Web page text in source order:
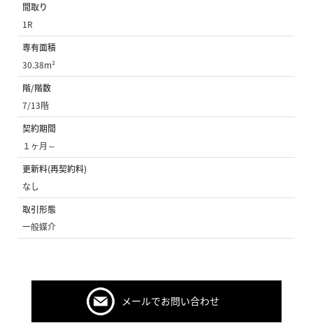
間取り
1R
専有面積
30.38m²
階/階数
7/13階
契約期間
１ヶ月～
更新料(再契約料)
なし
取引形態
一般媒介
メールでお問い合わせ